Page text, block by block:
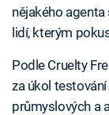
nějakého
lidí, kterým
Podle Cruelty
za úkol
průmyslových a